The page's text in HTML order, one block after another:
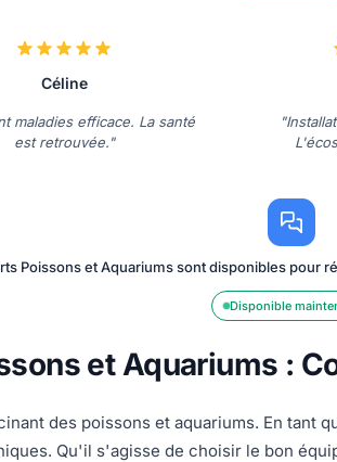
Céline
maladies efficace. La santé
est retrouvée."
Poissons et Aquariums sont disponibles pour
Disponible
et Aquariums :
des poissons et aquariums. En tant
Qu'il s'agisse de choisir le bon